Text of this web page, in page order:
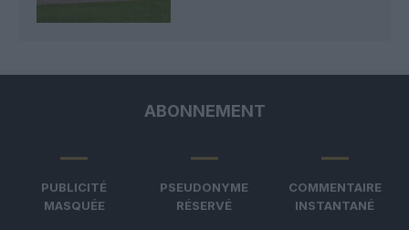
ABONNEMENT
PUBLICITÉ
MASQUÉE
PSEUDONYME
RÉSERVÉ
COMMENTAIRE
INSTANTANÉ